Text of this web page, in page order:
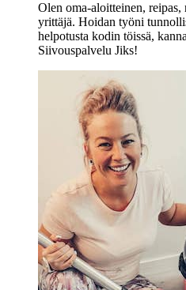
Olen oma-aloitteinen,
yrittäjä. Hoidan työni
helpotusta kodin töissä,
Siivouspalvelu Jiks!